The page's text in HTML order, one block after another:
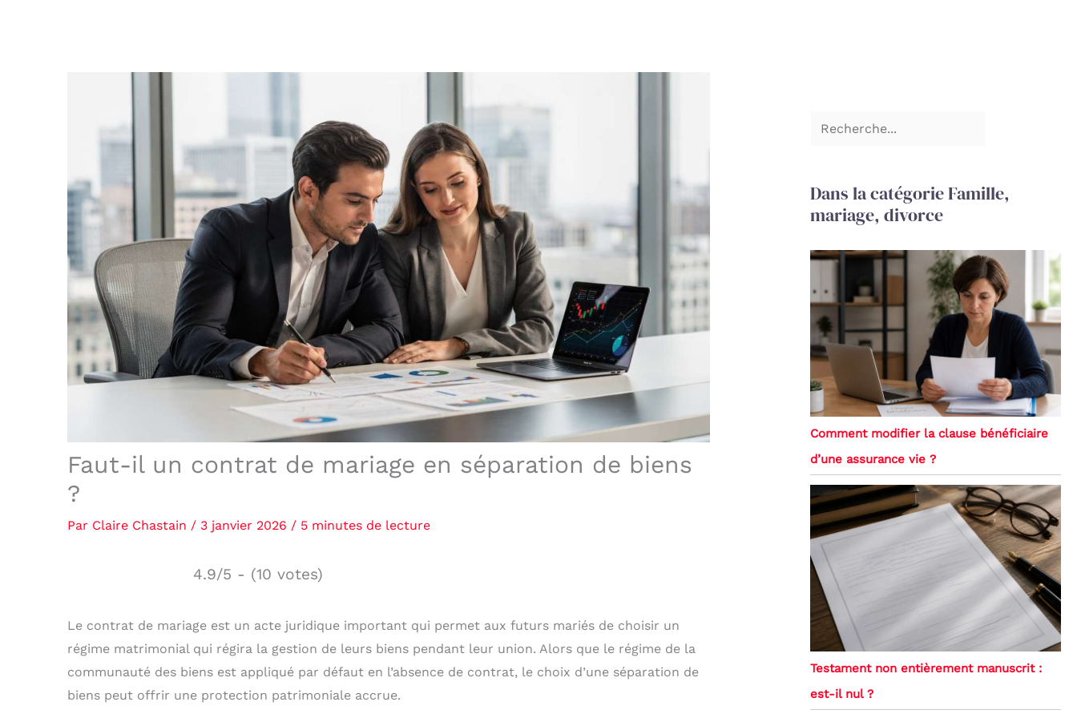
Faut-il un contrat de mariage en séparation de biens
?
Par Claire Chastain / 3 janvier 2026 / 5 minutes de lecture
4.9/5 - (10 votes)
Le contrat de mariage est un acte juridique important qui permet aux futurs mariés de choisir un
régime matrimonial qui régira la gestion de leurs biens pendant leur union. Alors que le régime de la
communauté des biens est appliqué par défaut en l’absence de contrat, le choix d’une séparation de
biens peut offrir une protection patrimoniale accrue.
Dans la catégorie Famille,
mariage, divorce
Comment modifier la clause bénéficiaire
d’une assurance vie ?
Testament non entièrement manuscrit :
est-il nul ?